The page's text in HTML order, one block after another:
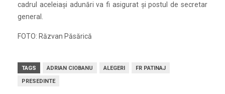
cadrul aceleiaşi adunări va fi asigurat şi postul de secretar
general.
FOTO: Răzvan Păsărică
TAGS ADRIAN CIOBANU ALEGERI
FR PATINAJ
PRESEDINTE